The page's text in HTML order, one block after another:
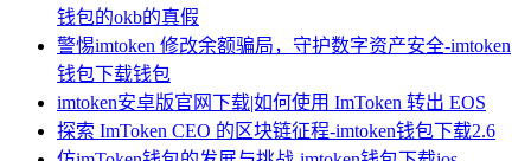
钱包的okb的真假
警惕imtoken 修改余额骗局，守护数字资产安全-imtoken
钱包下载钱包
imtoken安卓版官网下载|如何使用 ImToken 转出 EOS
探索 ImToken CEO 的区块链征程-imtoken钱包下载2.6